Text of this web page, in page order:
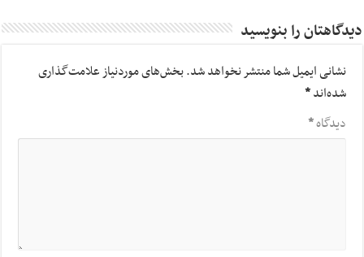
دیدگاهتان را بنویسید
نشانی ایمیل شما منتشر نخواهد شد.بخش‌های موردنیاز علامت‌گذاری
شده‌اند*
دیدگاه*